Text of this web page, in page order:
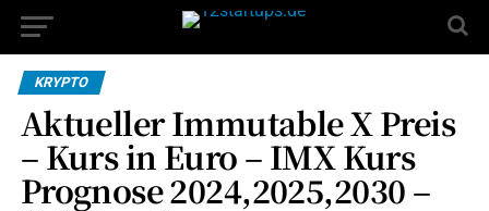
KRYPTO
Aktueller Immutable X Preis
– Kurs in Euro – IMX Kurs
Prognose 2024,2025,2030 –